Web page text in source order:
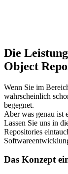
Die
Object
Wenn Sie im
wahrscheinlich
begegnet.
Aber was genau ist
Lassen Sie uns in
Repositories
Das Konzept